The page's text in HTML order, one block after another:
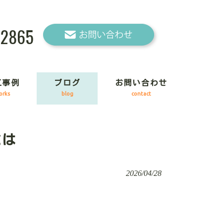
例 ブログ
blog
お問い合わせ
contact
2026/04/28